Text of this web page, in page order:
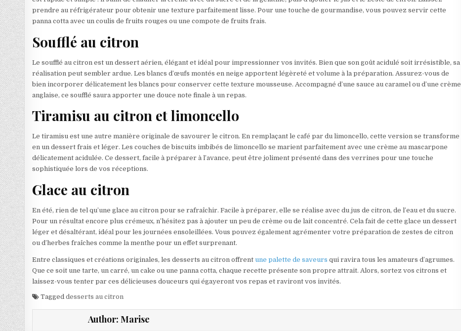
prendre au réfrigérateur pour obtenir une texture parfaitement lisse. Pour une touche de gourmandise, vous pouvez servir cette
panna cotta avec un coulis de fruits rouges ou une compote de fruits frais.
Soufflé au citron
Le soufflé au citron est un dessert aérien, élégant et idéal pour impressionner vos invités. Bien que son goût acidulé soit irrésistible, sa
réalisation peut sembler ardue. Les blancs d’œufs montés en neige apportent légèreté et volume à la préparation. Assurez-vous de
bien incorporer délicatement les blancs pour conserver cette texture mousseuse. Accompagné d’une sauce au caramel ou d’une crème
anglaise, ce soufflé saura apporter une douce note finale à un repas.
Tiramisu au citron et limoncello
Le tiramisu est une autre manière originale de savourer le citron. En remplaçant le café par du limoncello, cette version se transforme
en un dessert frais et léger. Les couches de biscuits imbibés de limoncello se marient parfaitement avec une crème au mascarpone
délicatement acidulée. Ce dessert, facile à préparer à l’avance, peut être joliment présenté dans des verrines pour une touche
sophistiquée lors de vos réceptions.
Glace au citron
En été, rien de tel qu’une glace au citron pour se rafraîchir. Facile à préparer, elle se réalise avec du jus de citron, de l’eau et du sucre.
Pour un résultat encore plus crémeux, n’hésitez pas à ajouter un peu de crème ou de lait concentré. Cela fait de cette glace un dessert
léger et désaltérant, idéal pour les journées ensoleillées. Vous pouvez également agrémenter votre préparation de zestes de citron
ou d’herbes fraîches comme la menthe pour un effet surprenant.
Entre classiques et créations originales, les desserts au citron offrent une palette de saveurs qui ravira tous les amateurs d’agrumes.
Que ce soit une tarte, un carré, un cake ou une panna cotta, chaque recette présente son propre attrait. Alors, sortez vos citrons et
laissez-vous tenter par ces délicieuses douceurs qui égayeront vos repas et raviront vos invités.
Taggeddesserts au citron
Author: Marise